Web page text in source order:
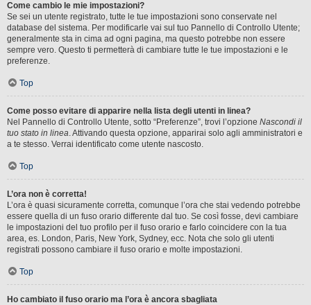
Come cambio le mie impostazioni?
Se sei un utente registrato, tutte le tue impostazioni sono conservate nel
database del sistema. Per modificarle vai sul tuo Pannello di Controllo Utente;
generalmente sta in cima ad ogni pagina, ma questo potrebbe non essere
sempre vero. Questo ti permetterà di cambiare tutte le tue impostazioni e le
preferenze.
Top
Come posso evitare di apparire nella lista degli utenti in linea?
Nel Pannello di Controllo Utente, sotto “Preferenze”, trovi l’opzione Nascondi il
tuo stato in linea. Attivando questa opzione, apparirai solo agli amministratori e
a te stesso. Verrai identificato come utente nascosto.
Top
L’ora non è corretta!
L’ora è quasi sicuramente corretta, comunque l’ora che stai vedendo potrebbe
essere quella di un fuso orario differente dal tuo. Se così fosse, devi cambiare
le impostazioni del tuo profilo per il fuso orario e farlo coincidere con la tua
area, es. London, Paris, New York, Sydney, ecc. Nota che solo gli utenti
registrati possono cambiare il fuso orario e molte impostazioni.
Top
Ho cambiato il fuso orario ma l’ora è ancora sbagliata